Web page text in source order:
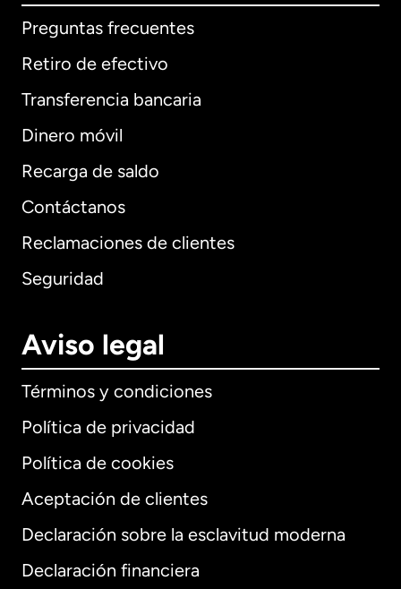
Preguntas frecuentes
Retiro de efectivo
Transferencia bancaria
Dinero móvil
Recarga de saldo
Contáctanos
Reclamaciones de clientes
Seguridad
Aviso legal
Términos y condiciones
Política de privacidad
Política de cookies
Aceptación de clientes
Declaración sobre la esclavitud moderna
Declaración financiera
Internacional English